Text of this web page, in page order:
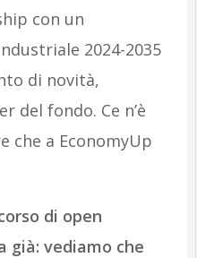
con un
2024-2035
di novità,
del fondo. Ce n’è
che a EconomyUp
di open
già: vediamo che